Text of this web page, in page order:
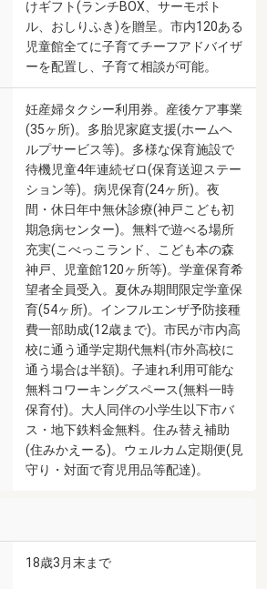
けギフト(ランチBOX、サーモボト
ル、おしりふき)を贈呈。市内120ある
児童館全てに子育てチーフアドバイザ
ーを配置し、子育て相談が可能。
妊産婦タクシー利用券。産後ケア事業
(35ヶ所)。多胎児家庭支援(ホームヘ
ルプサービス等)。多様な保育施設で
待機児童4年連続ゼロ(保育送迎ステー
ション等)。病児保育(24ヶ所)。夜
間・休日年中無休診療(神戸こども初
期急病センター)。無料で遊べる場所
充実(こべっこランド、こども本の森
神戸、児童館120ヶ所等)。学童保育希
望者全員受入。夏休み期間限定学童保
育(54ヶ所)。インフルエンザ予防接種
費一部助成(12歳まで)。市民が市内高
校に通う通学定期代無料(市外高校に
通う場合は半額)。子連れ利用可能な
無料コワーキングスペース(無料一時
保育付)。大人同伴の小学生以下市バ
ス・地下鉄料金無料。住み替え補助
(住みかえーる)。ウェルカム定期便(見
守り・対面で育児用品等配達)。
18歳3月末まで